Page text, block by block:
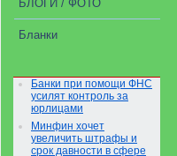
БЛОГИ / ФОТО
Бланки
Банки при помощи ФНС
усилят контроль за
юрлицами
Минфин хочет
увеличить штрафы и
срок давности в сфере